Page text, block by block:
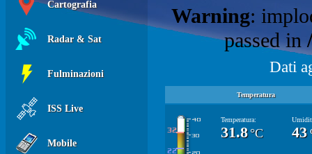
Cartografia
Radar & Sat
Fulminazioni
ISS Live
Mobile
Warning:
passed in
Dati
Temperatura
Temperatura:
31.8°C 43